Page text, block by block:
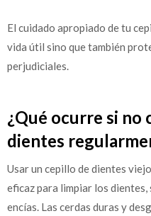
El cuidado apropiado de tu
vida útil sino que también
perjudiciales.
¿Qué ocurre si no
dientes
Usar un cepillo de dientes
eficaz para limpiar los dientes,
encías. Las cerdas duras y